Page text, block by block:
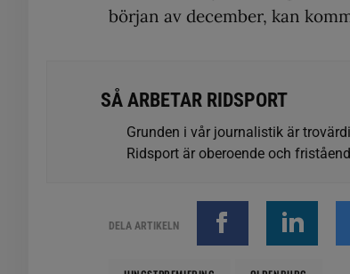
början av december, kan
SÅ ARBETAR RIDSPORT
Grunden i vår journalistik är
Ridsport är oberoende och
DELA ARTIKELN